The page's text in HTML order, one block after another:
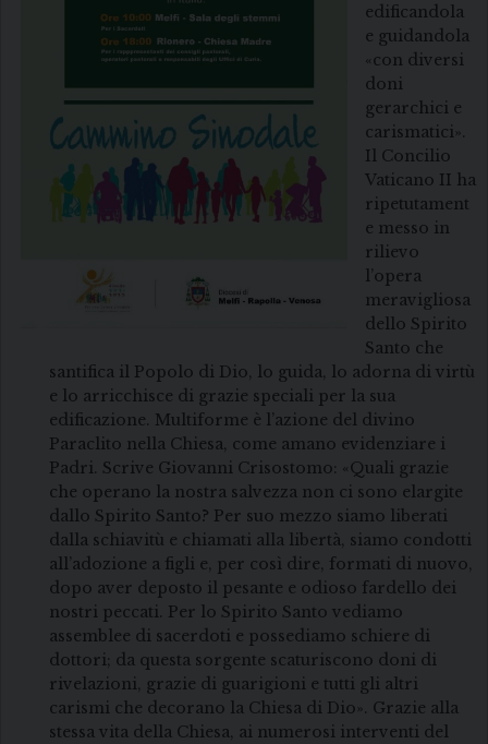
edificandola
e guidandola
«con diversi
doni
gerarchici e
carismatici».
Il Concilio
Vaticano II ha
ripetutament
e messo in
rilievo
l’opera
meravigliosa
dello Spirito
Santo che
santifica il Popolo di Dio, lo guida, lo adorna di virtù
e lo arricchisce di grazie speciali per la sua
edificazione. Multiforme è l’azione del divino
Paraclito nella Chiesa, come amano evidenziare i
Padri. Scrive Giovanni Crisostomo: «Quali grazie
che operano la nostra salvezza non ci sono elargite
dallo Spirito Santo? Per suo mezzo siamo liberati
dalla schiavitù e chiamati alla libertà, siamo condotti
all’adozione a figli e, per così dire, formati di nuovo,
dopo aver deposto il pesante e odioso fardello dei
nostri peccati. Per lo Spirito Santo vediamo
assemblee di sacerdoti e possediamo schiere di
dottori; da questa sorgente scaturiscono doni di
rivelazioni, grazie di guarigioni e tutti gli altri
carismi che decorano la Chiesa di Dio». Grazie alla
stessa vita della Chiesa, ai numerosi interventi del